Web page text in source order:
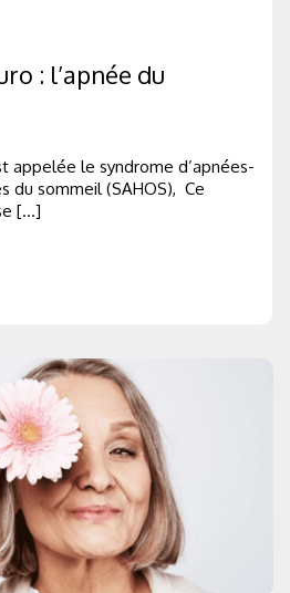
: l’apnée du
appelée le syndrome d’apnées-
du sommeil (SAHOS), Ce
[…]